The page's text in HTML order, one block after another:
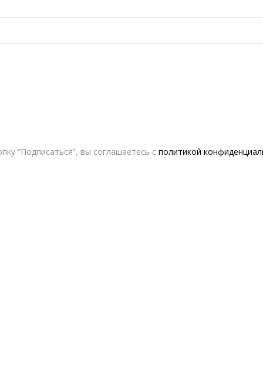
“Подписаться”, вы соглашаетесь с политикой